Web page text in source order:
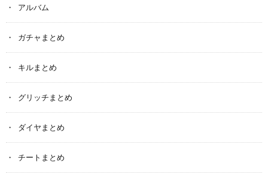
アルバム
ガチャまとめ
キルまとめ
グリッチまとめ
ダイヤまとめ
チートまとめ